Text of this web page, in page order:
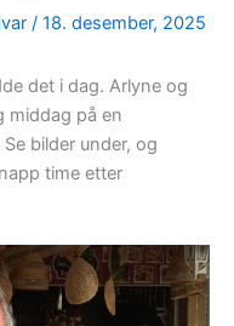
/ 18. desember, 2025
det i dag. Arlyne og
middag på en
bilder under, og
time etter